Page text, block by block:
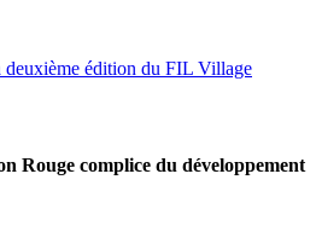
deuxième édition du FIL Village
Rouge complice du développement